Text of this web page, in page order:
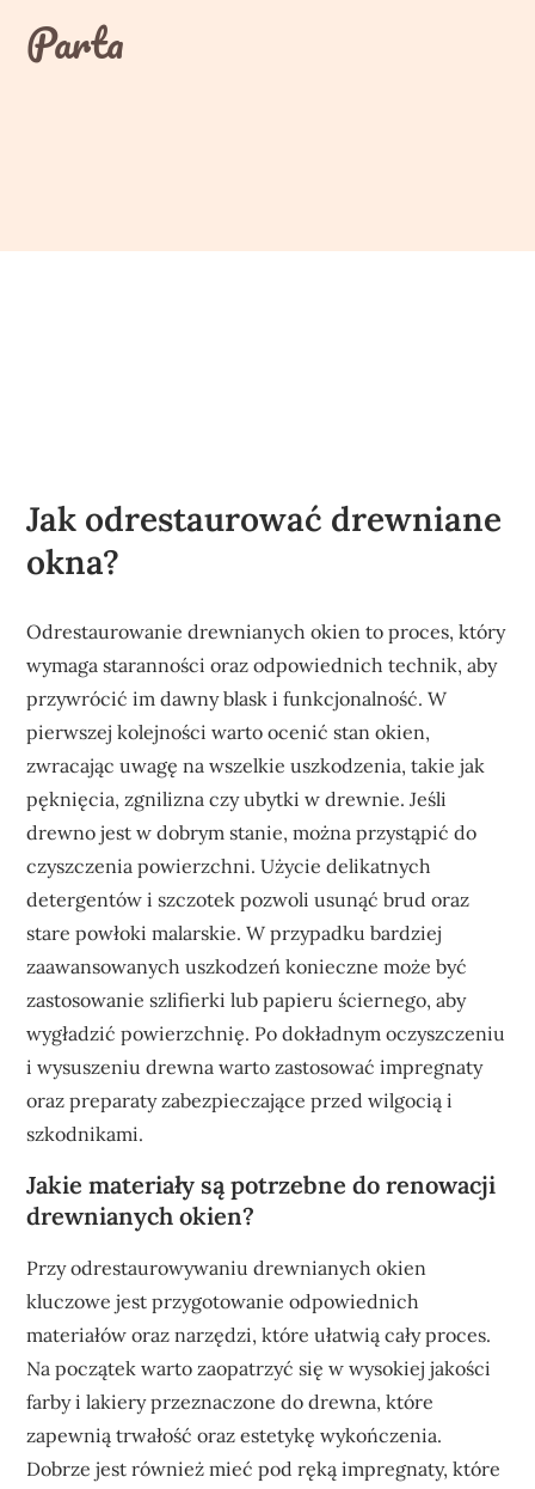
contentParta
Jak odrestaurować drewniane
okna?
Odrestaurowanie drewnianych okien to proces, który
wymaga staranności oraz odpowiednich technik, aby
przywrócić im dawny blask i funkcjonalność. W
pierwszej kolejności warto ocenić stan okien,
zwracając uwagę na wszelkie uszkodzenia, takie jak
pęknięcia, zgnilizna czy ubytki w drewnie. Jeśli
drewno jest w dobrym stanie, można przystąpić do
czyszczenia powierzchni. Użycie delikatnych
detergentów i szczotek pozwoli usunąć brud oraz
stare powłoki malarskie. W przypadku bardziej
zaawansowanych uszkodzeń konieczne może być
zastosowanie szlifierki lub papieru ściernego, aby
wygładzić powierzchnię. Po dokładnym oczyszczeniu
i wysuszeniu drewna warto zastosować impregnaty
oraz preparaty zabezpieczające przed wilgocią i
szkodnikami.
Jakie materiały są potrzebne do renowacji
drewnianych okien?
Przy odrestaurowywaniu drewnianych okien
kluczowe jest przygotowanie odpowiednich
materiałów oraz narzędzi, które ułatwią cały proces.
Na początek warto zaopatrzyć się w wysokiej jakości
farby i lakiery przeznaczone do drewna, które
zapewnią trwałość oraz estetykę wykończenia.
Dobrze jest również mieć pod ręką impregnaty, które